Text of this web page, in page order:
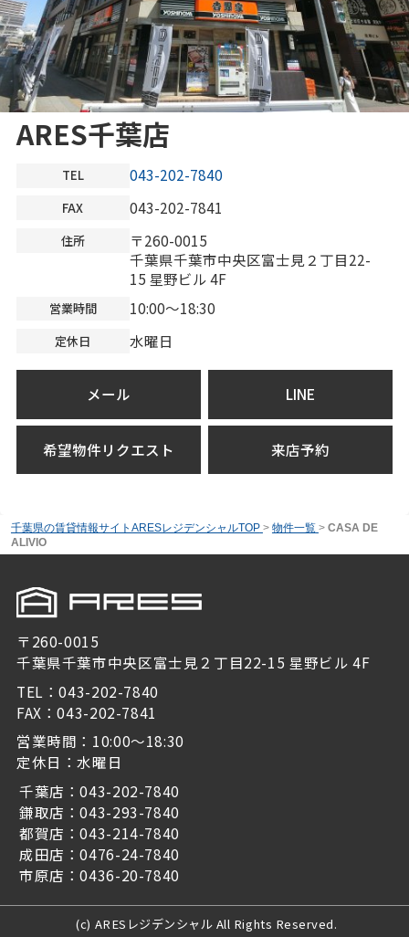
ARES千葉店
TEL 043-202-7840
FAX 043-202-7841
住所
〒260-0015
千葉県千葉市中央区富士見２丁目22-
15 星野ビル 4F
営業時間 10:00～18:30
定休日 水曜日
メール LINE
希望物件リクエスト 来店予約
千葉県の賃貸情報サイトARESレジデンシャルTOP > 物件一覧 > CASA DE
ALIVIO
〒260-0015
千葉県千葉市中央区富士見２丁目22-15 星野ビル 4F
TEL：043-202-7840
FAX：043-202-7841
営業時間：10:00～18:30
定休日：水曜日
千葉店：043-202-7840
鎌取店：043-293-7840
都賀店：043-214-7840
成田店：0476-24-7840
市原店：0436-20-7840
(c) ARESレジデンシャル All Rights Reserved.